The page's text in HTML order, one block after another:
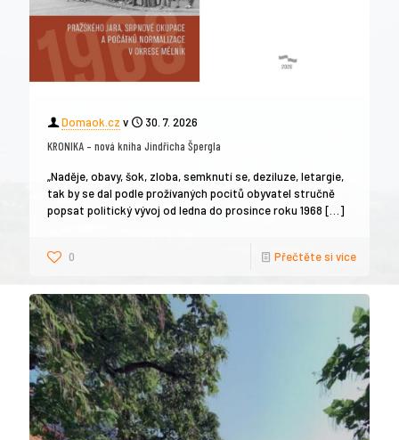
Domaok.cz v
30. 7. 2026
KRONIKA – nová kniha Jindřicha Špergla
„Naděje, obavy, šok, zloba, semknutí se, deziluze, letargie,
tak by se dal podle prožívaných pocitů obyvatel stručně
popsat politický vývoj od ledna do prosince roku 1968 […]
0 Přečtěte si více